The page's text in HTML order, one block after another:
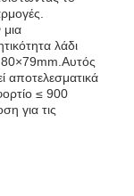
λάδι
80×79mm.Αυτός
αποτελεσματικά
≤ 900
για τις